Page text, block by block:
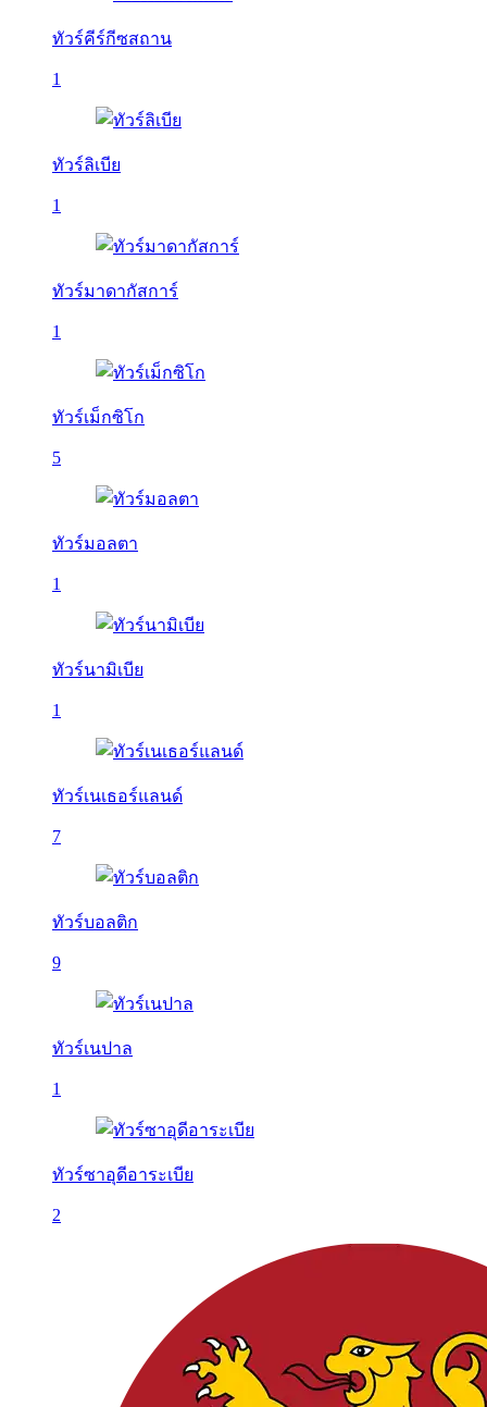
ทัวร์คีร์กีซสถาน
1
ทัวร์ลิเบีย
1
ทัวร์มาดากัสการ์
1
ทัวร์เม็กซิโก
5
ทัวร์มอลตา
1
ทัวร์นามิเบีย
1
ทัวร์เนเธอร์แลนด์
7
ทัวร์บอลติก
9
ทัวร์เนปาล
1
ทัวร์ซาอุดีอาระเบีย
2